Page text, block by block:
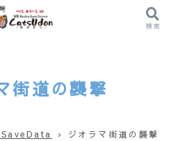
街道の襲撃
›
ジオラマ街道の襲撃
検索